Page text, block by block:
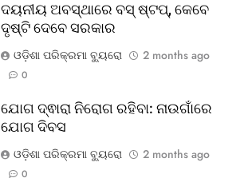
ଦୟନୀୟ ଅବସ୍ଥାରେ ବସ୍‌ ଷ୍ଟପ୍‌, କେବେ
ଦୃଷ୍ଟି ଦେବେ ସରକାର
ଓଡ଼ିଶା ପରିକ୍ରମା ବ୍ୟୁରୋ
2 months ago
0
ଯୋଗ ଦ୍ଵାରା ନିରୋଗ ରହିବା: ନାଉଗାଁରେ
ଯୋଗ ଦିବସ
ଓଡ଼ିଶା ପରିକ୍ରମା ବ୍ୟୁରୋ
2 months ago
0